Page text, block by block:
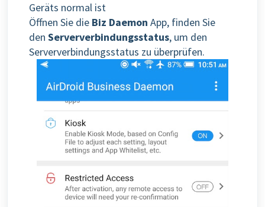
Geräts normal ist
Öffnen Sie die Biz Daemon App, finden Sie
den Serververbindungsstatus, um den
Serververbindungsstatus zu überprüfen.